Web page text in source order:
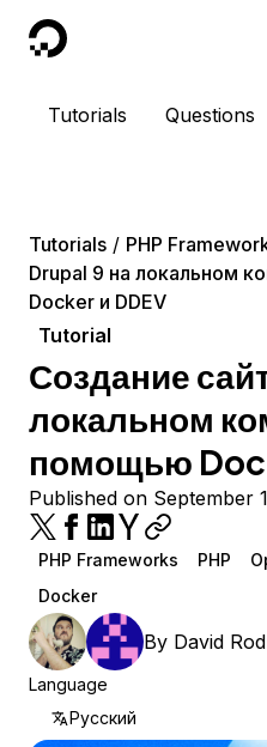
DigitalOcean
Tutorials Questions
Tutorials PHP
Drupal 9 на локальном
Docker и DDEV
Tutorial
Создание
локальном
помощью
Published on September
PHP Frameworks PHP
Docker
By David
Language
Русский